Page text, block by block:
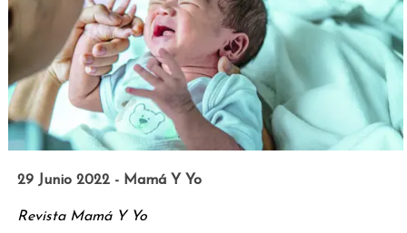
29 Junio 2022 - Mamá Y Yo
Revista Mamá Y Yo